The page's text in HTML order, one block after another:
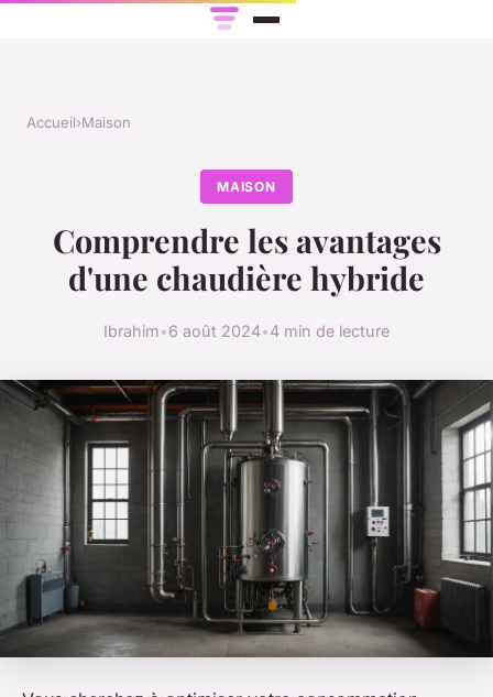
Accueil›Maison
MAISON
Comprendre les avantages
d'une chaudière hybride
Ibrahim•6 août 2024•4 min de lecture